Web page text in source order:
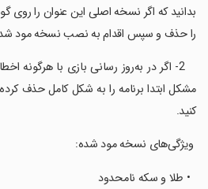
بدانید که اگر نسخه اصلی این عنوان را روی
را حذف و سپس اقدام به نصب نسخه مود
2- اگر در به‌روز رسانی بازی با هرگونه
مشکل ابتدا برنامه را به شکل کامل حذف
کنید.
‏ ویژگی‌های نسخه مود شده:
‏ ‏ • طلا و سکه نامحدود